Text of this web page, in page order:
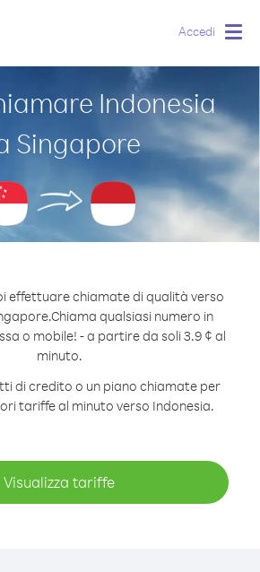
Accedi
Indonesia
Singapore
effettuare chiamate di qualità verso
Chiama qualsiasi numero in
o mobile! - a partire da soli 3.9 ¢ al
minuto.
di credito o un piano chiamate per
tariffe al minuto verso Indonesia.
Visualizza tariffe